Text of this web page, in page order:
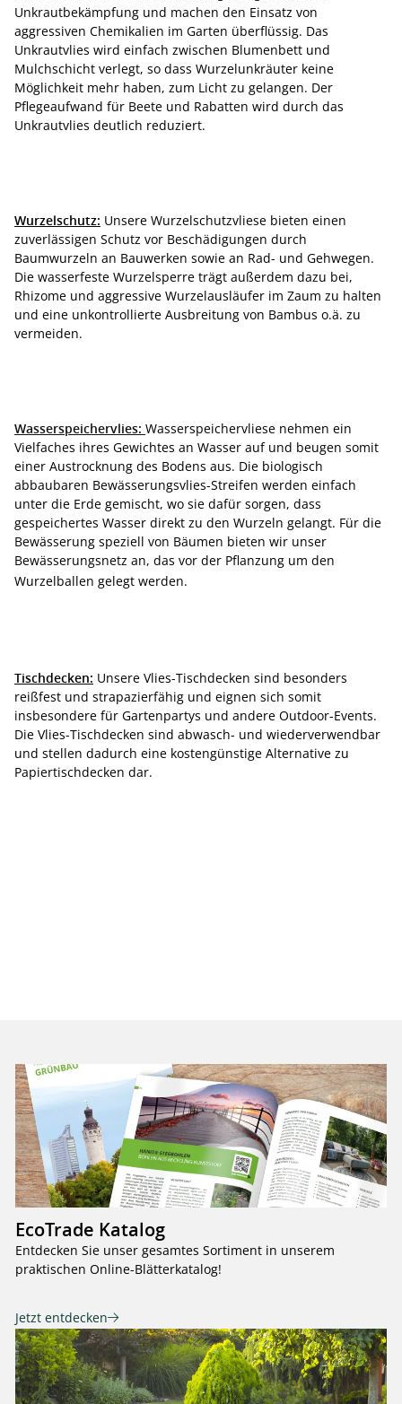
Unkrautbekämpfung und machen den Einsatz von
aggressiven Chemikalien im Garten überflüssig. Das
Unkrautvlies wird einfach zwischen Blumenbett und
Mulchschicht verlegt, so dass Wurzelunkräuter keine
Möglichkeit mehr haben, zum Licht zu gelangen. Der
Pflegeaufwand für Beete und Rabatten wird durch das
Unkrautvlies deutlich reduziert.
Wurzelschutz: Unsere Wurzelschutzvliese bieten einen
zuverlässigen Schutz vor Beschädigungen durch
Baumwurzeln an Bauwerken sowie an Rad- und Gehwegen.
Die wasserfeste Wurzelsperre trägt außerdem dazu bei,
Rhizome und aggressive Wurzelausläufer im Zaum zu halten
und eine unkontrollierte Ausbreitung von Bambus o.ä. zu
vermeiden.
Wasserspeichervlies: Wasserspeichervliese nehmen ein
Vielfaches ihres Gewichtes an Wasser auf und beugen somit
einer Austrocknung des Bodens aus. Die biologisch
abbaubaren Bewässerungsvlies-Streifen werden einfach
unter die Erde gemischt, wo sie dafür sorgen, dass
gespeichertes Wasser direkt zu den Wurzeln gelangt. Für die
Bewässerung speziell von Bäumen bieten wir unser
Bewässerungsnetz an, das vor der Pflanzung um den
Wurzelballen gelegt werden.
Tischdecken: Unsere Vlies-Tischdecken sind besonders
reißfest und strapazierfähig und eignen sich somit
insbesondere für Gartenpartys und andere Outdoor-Events.
Die Vlies-Tischdecken sind abwasch- und wiederverwendbar
und stellen dadurch eine kostengünstige Alternative zu
Papiertischdecken dar.
EcoTrade Katalog
Entdecken Sie unser gesamtes Sortiment in unserem
praktischen Online-Blätterkatalog!
Jetzt entdecken